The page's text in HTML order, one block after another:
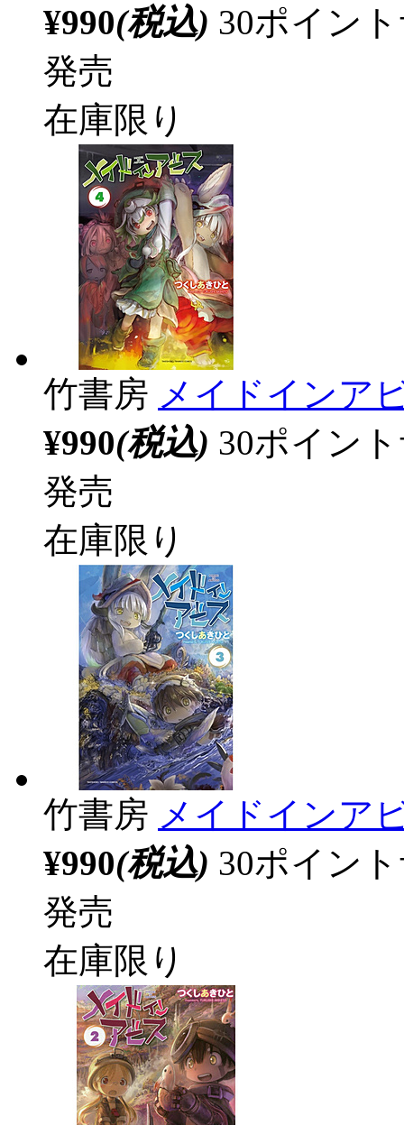
¥990(税込) 30ポイン
発売
在庫限り
竹書房 メイドインア
¥990(税込) 30ポイン
発売
在庫限り
竹書房 メイドインア
¥990(税込) 30ポイン
発売
在庫限り